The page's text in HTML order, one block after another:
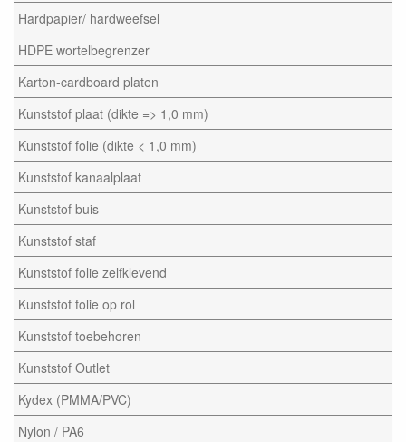
Hardpapier/ hardweefsel
HDPE wortelbegrenzer
Karton-cardboard platen
Kunststof plaat (dikte => 1,0 mm)
Kunststof folie (dikte < 1,0 mm)
Kunststof kanaalplaat
Kunststof buis
Kunststof staf
Kunststof folie zelfklevend
Kunststof folie op rol
Kunststof toebehoren
Kunststof Outlet
Kydex (PMMA/PVC)
Nylon / PA6